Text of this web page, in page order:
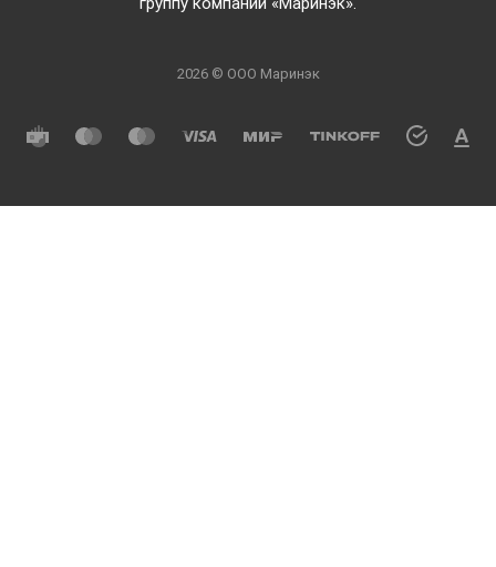
2026 © ООО Маринэк